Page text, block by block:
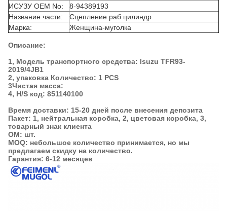
ИСУЗУ OEM No:
8-94389193
Название части:
Сцепление раб цилиндр
Марка:
Женщина-муголка
Описание:
1, Модель транспортного средства: Isuzu TFR93-
2019/4JB1
2, упаковка Количество: 1 PCS
3Чистая масса:
4, H/S код: 851140100
Время доставки: 15-20 дней после внесения депозита
Пакет: 1, нейтральная коробка, 2, цветовая коробка, 3,
товарный знак клиента
ОМ: шт.
MOQ: небольшое количество принимается, но мы
предлагаем скидку на количество.
Гарантия: 6-12 месяцев